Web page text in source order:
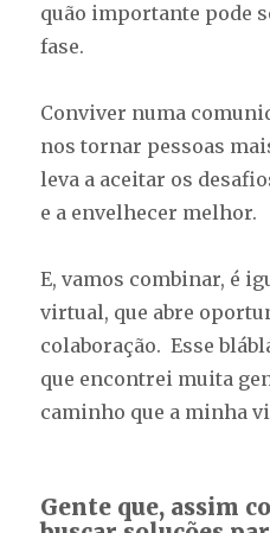
quão importante pode
fase.
Conviver numa
nos tornar pessoas
leva a aceitar os
e a envelhecer melhor.
E, vamos combinar, é
virtual, que abre
colaboração. Esse
que encontrei muita
caminho que a minha
Gente que, assim